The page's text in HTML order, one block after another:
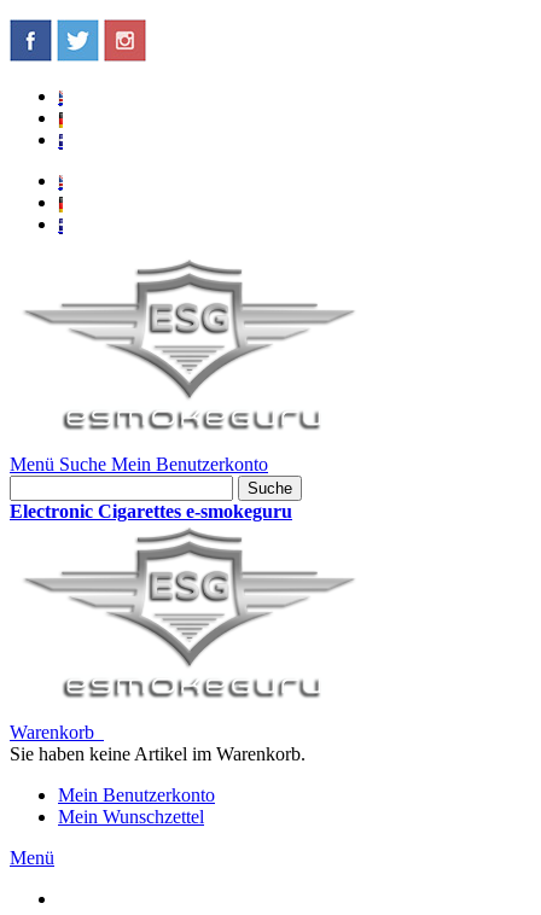
Menü Suche Mein Benutzerkonto
Suche
Electronic Cigarettes e-smokeguru
Warenkorb
Sie haben keine Artikel im Warenkorb.
Mein Benutzerkonto
Mein Wunschzettel
Menü